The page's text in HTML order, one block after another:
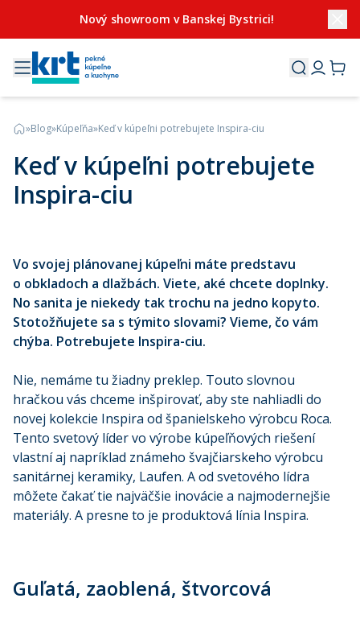
Nový showroom v Banskej Bystrici!
»Blog»Kúpeľňa»Keď v kúpeľni potrebujete Inspira-ciu
Keď v kúpeľni potrebujete
Inspira-ciu
Vo svojej plánovanej kúpeľni máte predstavu
o obkladoch a dlažbách. Viete, aké chcete doplnky.
No sanita je niekedy tak trochu na jedno kopyto.
Stotožňujete sa s týmito slovami? Vieme, čo vám
chýba. Potrebujete Inspira-ciu.
Nie, nemáme tu žiadny preklep. Touto slovnou
hračkou vás chceme inšpirovať, aby ste nahliadli do
novej kolekcie Inspira od španielskeho výrobcu Roca.
Tento svetový líder vo výrobe kúpeľňových riešení
vlastní aj napríklad známeho švajčiarskeho výrobcu
sanitárnej keramiky, Laufen. A od svetového lídra
môžete čakať tie najväčšie inovácie a najmodernejšie
materiály. A presne to je produktová línia Inspira.
Guľatá, zaoblená, štvorcová